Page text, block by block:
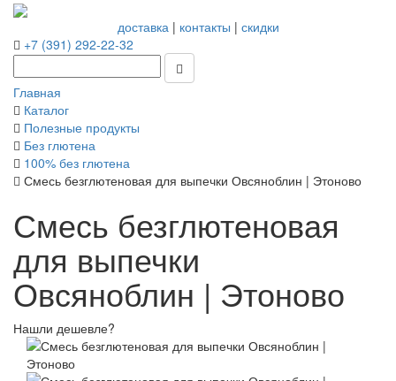
доставка| контакты | скидки
+7 (391) 292-22-32
Главная
Каталог
Полезные продукты
Без глютена
100% без глютена
Смесь безглютеновая для выпечки Овсяноблин | Этоново
Смесь безглютеновая
для выпечки
Овсяноблин | Этоново
Нашли дешевле?